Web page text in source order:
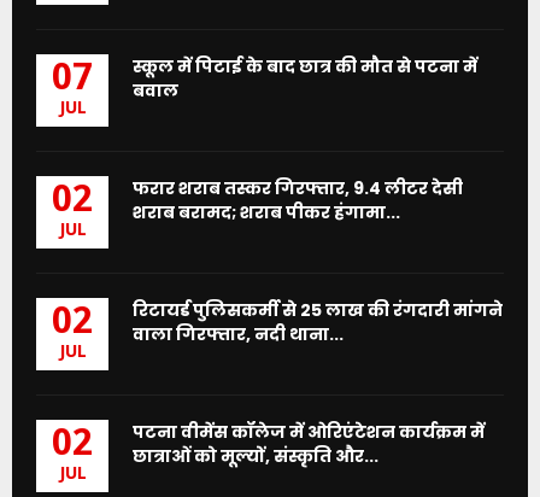
07
JUL
स्कूल में पिटाई के बाद छात्र की मौत से पटना में
बवाल
02
JUL
फरार शराब तस्कर गिरफ्तार, 9.4 लीटर देसी
शराब बरामद; शराब पीकर हंगामा...
02
JUL
रिटायर्ड पुलिसकर्मी से 25 लाख की रंगदारी मांगने
वाला गिरफ्तार, नदी थाना...
02
JUL
पटना वीमेंस कॉलेज में ओरिएंटेशन कार्यक्रम में
छात्राओं को मूल्यों, संस्कृति और...